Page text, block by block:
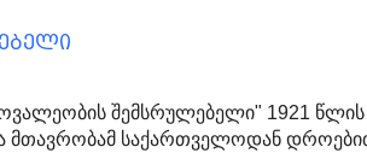
შემსრულებელი" 1921 წლის
მთავრობამ საქართველოდან